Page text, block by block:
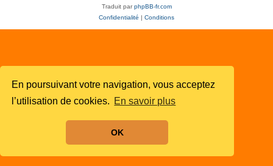
En poursuivant votre navigation, vous acceptez
l’utilisation de cookies. En savoir plus
OK
Traduit parphpBB-fr.com
Confidentialité
Conditions